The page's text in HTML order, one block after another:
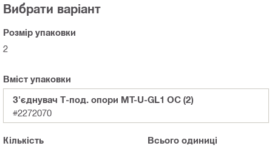
Вибрати варіант
Розмір упаковки
2
Вміст упаковки
З'єднувач Т-под. опори MT-U-GL1 OC (2)
#2272070
Кількість Всьогоодиниці